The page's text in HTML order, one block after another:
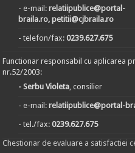
- e-mail: relatiipublice@portal-
braila.ro, petitii@cjbraila.ro
- telefon/fax: 0239.627.675
Functionar responsabil cu aplicarea
nr.52/2003:
- Serbu Violeta, consilier
- e-mail: relatiipublice@portal-
- tel./fax: 0239.627.675
Chestionar de evaluare a satisfactiei